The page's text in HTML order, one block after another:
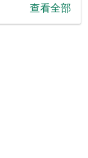
查看全部